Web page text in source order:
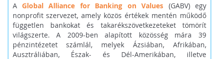
A Global Alliance for Banking on Values (GABV) egy
nonprofit szervezet, amely közös értékek mentén működő
független bankokat és takarékszövetkezeteket tömörít
világszerte. A 2009-ben alapított közösség mára 39
pénzintézetet számlál, melyek Ázsiában, Afrikában,
Ausztráliában, Észak- és Dél-Amerikában, illetve